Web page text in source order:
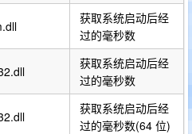
获取系统启动后经
过的毫秒数
获取系统启动后经
过的毫秒数
获取系统启动后经
过的毫秒数(64 位)